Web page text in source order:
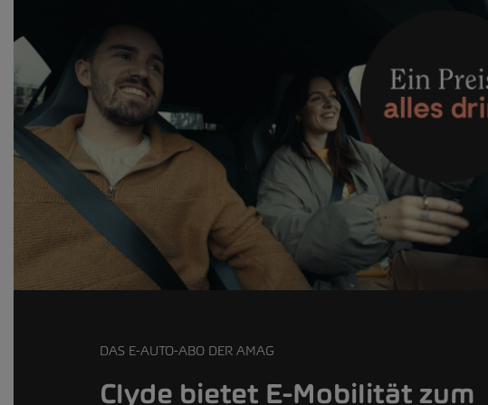
DAS E-AUTO-ABO DER AMAG
Clyde bietet E-Mobilität zum